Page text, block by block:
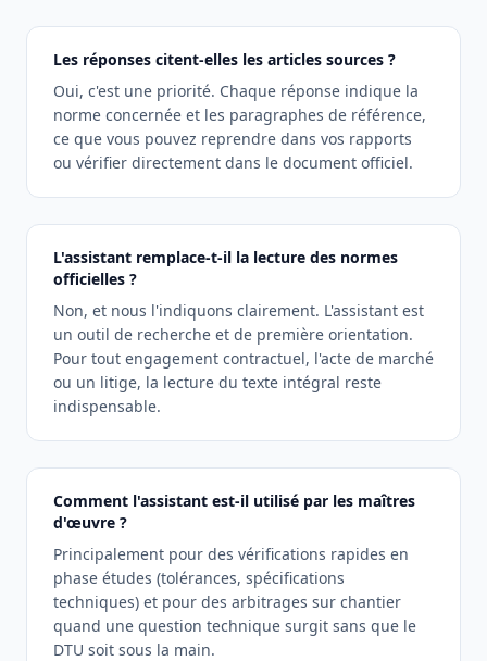
Les réponses citent-elles les articles sources ?
Oui, c'est une priorité. Chaque réponse indique la
norme concernée et les paragraphes de référence,
ce que vous pouvez reprendre dans vos rapports
ou vérifier directement dans le document officiel.
L'assistant remplace-t-il la lecture des normes
officielles ?
Non, et nous l'indiquons clairement. L'assistant est
un outil de recherche et de première orientation.
Pour tout engagement contractuel, l'acte de marché
ou un litige, la lecture du texte intégral reste
indispensable.
Comment l'assistant est-il utilisé par les maîtres
d'œuvre ?
Principalement pour des vérifications rapides en
phase études (tolérances, spécifications
techniques) et pour des arbitrages sur chantier
quand une question technique surgit sans que le
DTU soit sous la main.